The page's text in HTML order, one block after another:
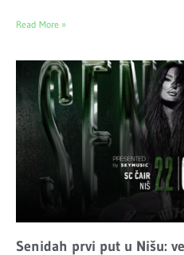
Read More »
Senidah prvi put u Nišu: